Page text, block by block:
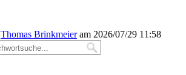
Thomas Brinkmeieram 2026/07/29 11:58